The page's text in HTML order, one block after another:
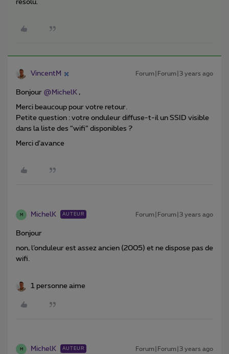
résolu.
VincentM Forum|Forum|3 years ago
Bonjour @MichelK ,
Merci beaucoup pour votre retour.
Petite question : votre onduleur diffuse-t-il un SSID visible
dans la liste des “wifi” disponibles ?
Merci d’avance
M MichelK AUTEUR Forum|Forum|3 years ago
Bonjour
non, l’onduleur est assez ancien (2005) et ne dispose pas de
wifi.
1 personne aime
M MichelK AUTEUR Forum|Forum|3 years ago